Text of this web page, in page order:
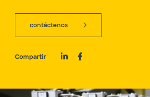
contáctenos
Compartir